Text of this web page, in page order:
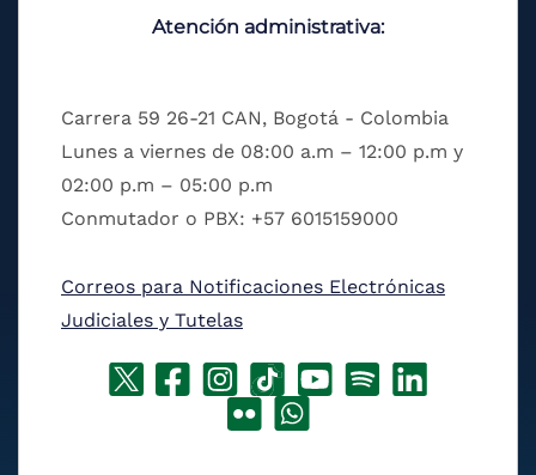
Atención administrativa:
Carrera 59 26-21 CAN, Bogotá - Colombia
Lunes a viernes de 08:00 a.m – 12:00 p.m y
02:00 p.m – 05:00 p.m
Conmutador o PBX: +57 6015159000
Correos para Notificaciones Electrónicas
Judiciales y Tutelas